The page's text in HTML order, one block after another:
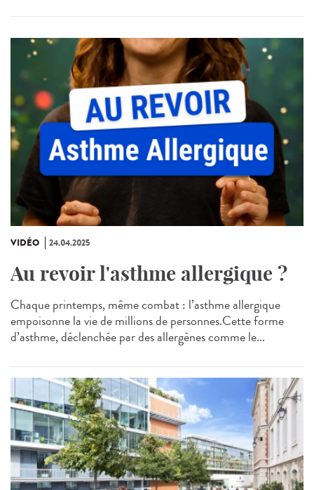
VIDÉO 24.04.2025
Au revoir l'asthme allergique ?
Chaque printemps, même combat : l’asthme allergique
empoisonne la vie de millions de personnes.Cette forme
d’asthme, déclenchée par des allergènes comme le...